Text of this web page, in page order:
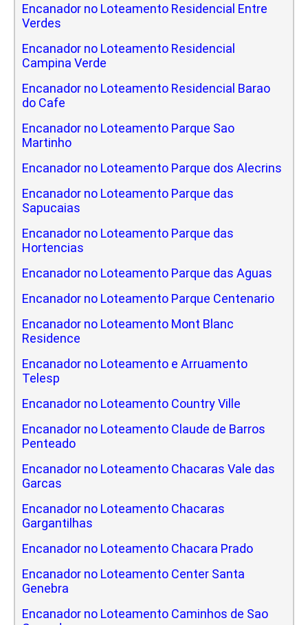
Encanador no Loteamento Residencial Entre
Verdes
Encanador no Loteamento Residencial
Campina Verde
Encanador no Loteamento Residencial Barao
do Cafe
Encanador no Loteamento Parque Sao
Martinho
Encanador no Loteamento Parque dos Alecrins
Encanador no Loteamento Parque das
Sapucaias
Encanador no Loteamento Parque das
Hortencias
Encanador no Loteamento Parque das Aguas
Encanador no Loteamento Parque Centenario
Encanador no Loteamento Mont Blanc
Residence
Encanador no Loteamento e Arruamento
Telesp
Encanador no Loteamento Country Ville
Encanador no Loteamento Claude de Barros
Penteado
Encanador no Loteamento Chacaras Vale das
Garcas
Encanador no Loteamento Chacaras
Gargantilhas
Encanador no Loteamento Chacara Prado
Encanador no Loteamento Center Santa
Genebra
Encanador no Loteamento Caminhos de Sao